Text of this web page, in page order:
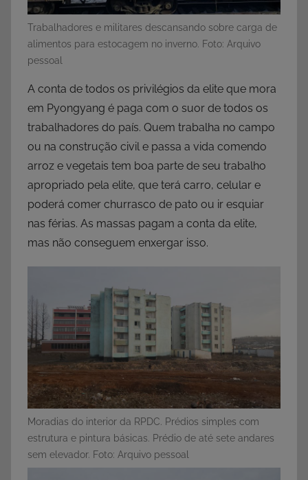
Trabalhadores e militares descansando sobre carga de
alimentos para estocagem no inverno. Foto: Arquivo
pessoal
A conta de todos os privilégios da elite que mora
em Pyongyang é paga com o suor de todos os
trabalhadores do país. Quem trabalha no campo
ou na construção civil e passa a vida comendo
arroz e vegetais tem boa parte de seu trabalho
apropriado pela elite, que terá carro, celular e
poderá comer churrasco de pato ou ir esquiar
nas férias. As massas pagam a conta da elite,
mas não conseguem enxergar isso.
Moradias do interior da RPDC. Prédios simples com
estrutura e pintura básicas. Prédio de até sete andares
sem elevador. Foto: Arquivo pessoal